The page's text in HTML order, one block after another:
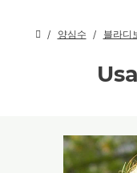
양심수 블라디